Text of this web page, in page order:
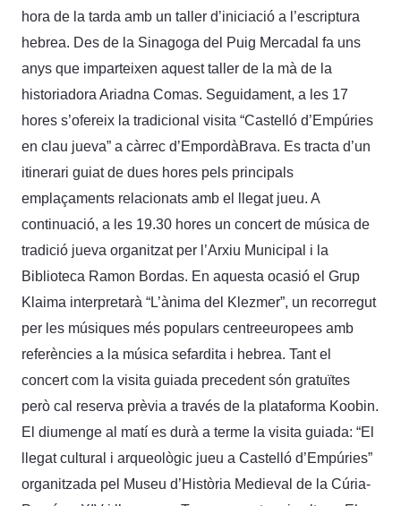
hora de la tarda amb un taller d’iniciació a l’escriptura
hebrea. Des de la Sinagoga del Puig Mercadal fa uns
anys que imparteixen aquest taller de la mà de la
historiadora Ariadna Comas. Seguidament, a les 17
hores s’ofereix la tradicional visita “Castelló d’Empúries
en clau jueva” a càrrec d’EmpordàBrava. Es tracta d’un
itinerari guiat de dues hores pels principals
emplaçaments relacionats amb el llegat jueu. A
continuació, a les 19.30 hores un concert de música de
tradició jueva organitzat per l’Arxiu Municipal i la
Biblioteca Ramon Bordas. En aquesta ocasió el Grup
Klaima interpretarà “L’ànima del Klezmer”, un recorregut
per les músiques més populars centreeuropees amb
referències a la música sefardita i hebrea. Tant el
concert com la visita guiada precedent són gratuïtes
però cal reserva prèvia a través de la plataforma Koobin.
El diumenge al matí es durà a terme la visita guiada: “El
llegat cultural i arqueològic jueu a Castelló d’Empúries”
organitzada pel Museu d’Història Medieval de la Cúria-